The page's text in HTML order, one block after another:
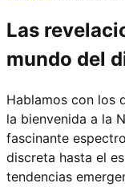
Las
mundo del
Hablamos con los
la bienvenida a la
fascinante
discreta hasta el
tendencias